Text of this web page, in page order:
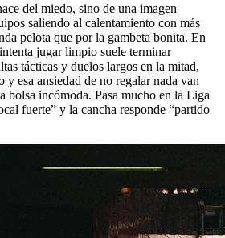
del miedo, sino de una imagen
saliendo al calentamiento con más
pelota que por la gambeta bonita. En
jugar limpio suele terminar
tácticas y duelos largos en la mitad,
y esa ansiedad de no regalar nada van
bolsa incómoda. Pasa mucho en la Liga
fuerte” y la cancha responde “partido